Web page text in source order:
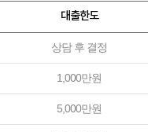
대출한도
상담 후 결정
1,000만원
5,000만원